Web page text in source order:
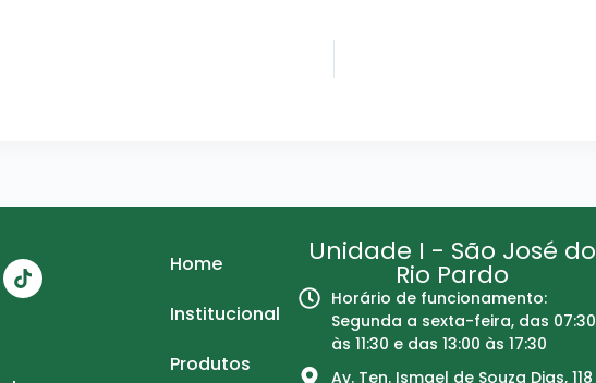
Home
Institucional
Produtos
Unidade I - São José do
Rio Pardo
Horário de funcionamento:
Segunda a sexta-feira, das 07:30
às 11:30 e das 13:00 às 17:30
Av. Ten. Ismael de Souza Dias, 118